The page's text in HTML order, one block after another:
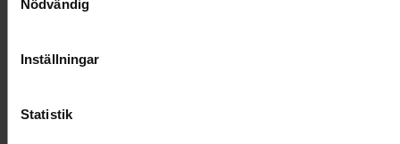
Nödvändig
Inställningar
Statistik